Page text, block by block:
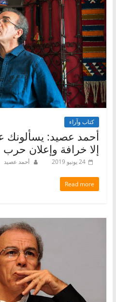
كتاب وآراء
أحمد عصيد: يسألونك
إلا خرافة وإعلان حرب
24 يونيو 2019 أحمد عصيد
Read more